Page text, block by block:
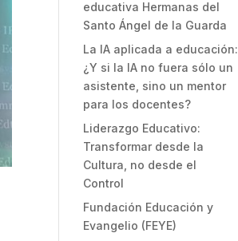
educativa Hermanas del
Santo Ángel de la Guarda
La IA aplicada a educación:
¿Y si la IA no fuera sólo un
asistente, sino un mentor
para los docentes?
Liderazgo Educativo:
Transformar desde la
Cultura, no desde el
Control
Fundación Educación y
Evangelio (FEYE)